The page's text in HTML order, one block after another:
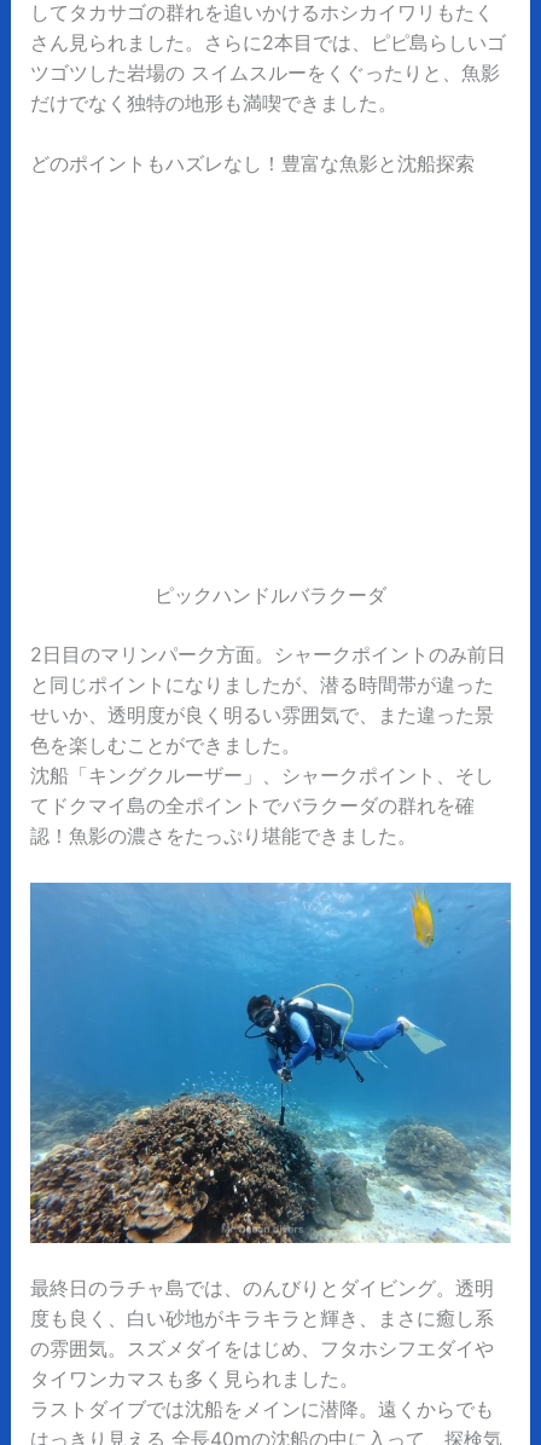
してタカサゴの群れを追いかけるホシカイワリもたく
さん見られました。さらに2本目では、ピピ島らしいゴ
ツゴツした岩場の スイムスルーをくぐったりと、魚影
だけでなく独特の地形も満喫できました。
どのポイントもハズレなし！豊富な魚影と沈船探索
ピックハンドルバラクーダ
2日目のマリンパーク方面。シャークポイントのみ前日
と同じポイントになりましたが、潜る時間帯が違った
せいか、透明度が良く明るい雰囲気で、また違った景
色を楽しむことができました。
沈船「キングクルーザー」、シャークポイント、そし
てドクマイ島の全ポイントでバラクーダの群れを確
認！魚影の濃さをたっぷり堪能できました。
最終日のラチャ島では、のんびりとダイビング。透明
度も良く、白い砂地がキラキラと輝き、まさに癒し系
の雰囲気。スズメダイをはじめ、フタホシフエダイや
タイワンカマスも多く見られました。
ラストダイブでは沈船をメインに潜降。遠くからでも
はっきり見える 全長40mの沈船の中に入って、探検気